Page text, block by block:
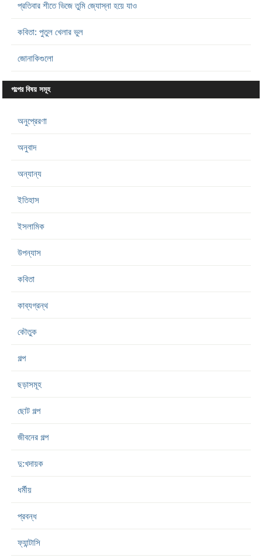
প্রতিবার শীতে ভিজে তুমি জ্যোস্না হয়ে যাও
কবিতা: পুতুল খেলার ভুল
জোনাকিগুলো
গল্পের বিষয় সমূহ
অনুপ্রেরণা
অনুবাদ
অন্যান্য
ইতিহাস
ইসলামিক
উপন্যাস
কবিতা
কাব্যগ্রন্থ
কৌতুক
গল্প
ছড়াসমূহ
ছোট গল্প
জীবনের গল্প
দু:খদায়ক
ধর্মীয়
প্রবন্ধ
ফ্যান্টাসি